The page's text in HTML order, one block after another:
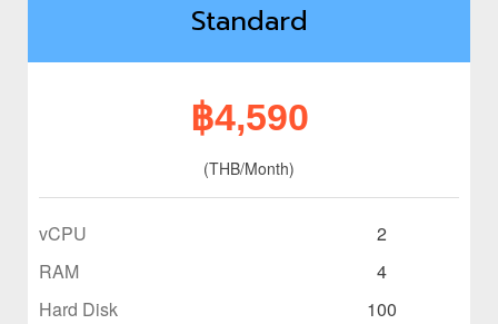
Standard
฿4,590
(THB/Month)
vCPU
2
RAM
4
Hard Disk
100